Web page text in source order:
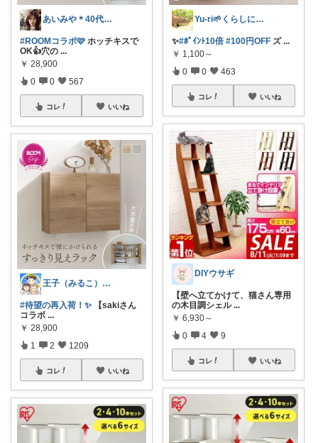
あいみや＊40代🌷くらしを楽しむ
#ROOMコラボ🩷 ホッチキスで
OK👍穴の ...
￥ 28,900
0 0 567
コレ いいね
王子（みるこ）👑便利グッズ×QOL向上
#待望の再入荷！✨️ 【sakiさん
コラボ ...
￥ 28,900
1 2 1209
コレ いいね
Yu-ri🌱くらしに役立つアイテム
✨#ﾎﾟｲﾝﾄ10倍 #100円OFF ズ ...
￥ 1,100～
0 0 463
コレ いいね
DIYウサギ
【壁へ立てかけて、猫さん専用
の木目調シェル ...
￥ 6,930～
0 4 9
コレ いいね